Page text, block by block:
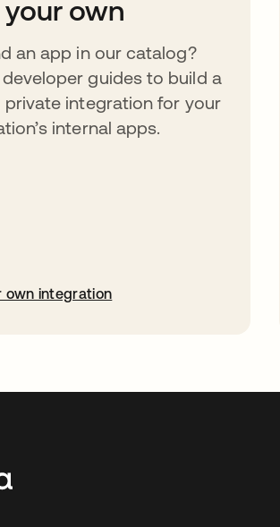
your own
an app in our catalog?
developer guides to build a
private integration for your
internal apps.
own integration